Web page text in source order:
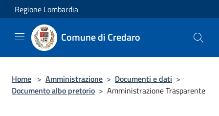
Salta al contenuto principale
Regione Lombardia
Comune di Credaro
Home > Amministrazione > Documenti e dati >
Documento albo pretorio > Amministrazione Trasparente